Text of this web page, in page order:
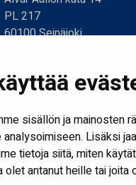
sisällön ja mainosten
Lisäksi
tietoja siitä, miten
olet antanut heille tai
PL 217
60100 Seinäjoki
kirjasto@seinajoki.fi